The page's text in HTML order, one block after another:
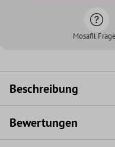
Mosafil
Beschreibung
Bewertungen